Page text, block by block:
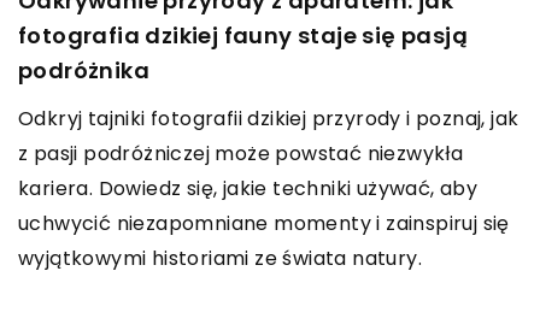
fotografia dzikiej fauny staje się pasją
podróżnika
Odkryj tajniki fotografii dzikiej przyrody i poznaj, jak
z pasji podróżniczej może powstać niezwykła
kariera. Dowiedz się, jakie techniki używać, aby
uchwycić niezapomniane momenty i zainspiruj się
wyjątkowymi historiami ze świata natury.